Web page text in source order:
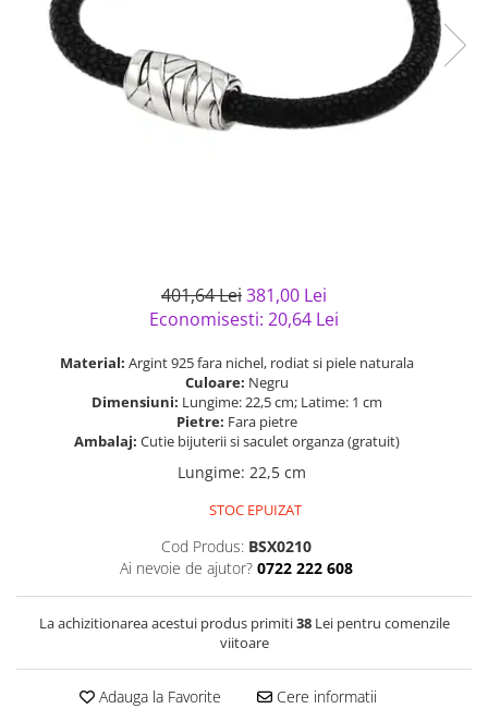
semipretioase
Bijuterii argint placat cu aur
Bijuterii argint cu diverse
Bijuterii de Lux
Bijuterii gotice si rock
Bijuterii Handmade
Solutii si lavete de curatare
401,64 Lei381,00 Lei
Economisesti: 20,64 Lei
Material: Argint 925 fara nichel, rodiat si piele naturala
Culoare: Negru
Dimensiuni: Lungime: 22,5 cm; Latime: 1 cm
Pietre: Fara pietre
Ambalaj: Cutie bijuterii si saculet organza (gratuit)
Lungime: 22,5 cm
STOC EPUIZAT
Cod Produs: BSX0210
Ai nevoie de ajutor? 0722 222 608
La achizitionarea acestui produs primiti38Lei pentru comenzile
viitoare
Adauga la Favorite Cere informatii